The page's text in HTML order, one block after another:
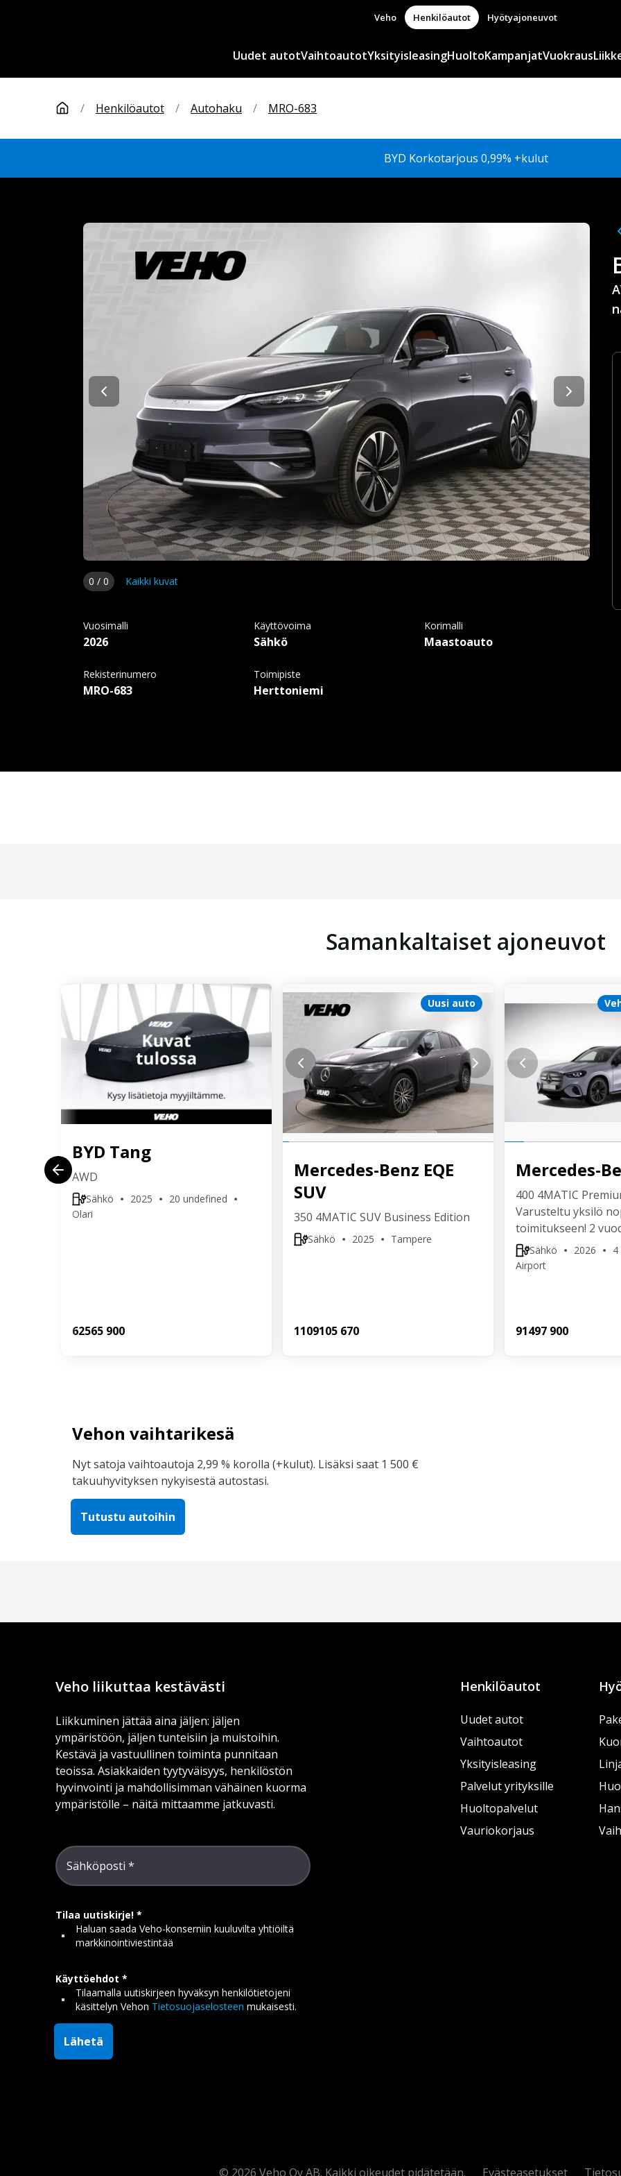
Veho Henkilöautot Hyötyajoneuvot
Uudet autotVaihtoautotYksityisleasingHuoltoKampanjatVuokraus
/ Henkilöautot / Autohaku / MRO-683
BYD Korkotarjous 0,99% +kulut
0 / 0 Kaikki kuvat
Vuosimalli
2026
Käyttövoima
Sähkö
Korimalli
Maastoauto
Rekisterinumero
MRO-683
Toimipiste
Herttoniemi
Samankaltaiset ajoneuvot
BYD Tang
AWD
Sähkö 2025
20 undefined
Olari
62565 900
Uusi auto
Mercedes-Benz EQE
SUV
350 4MATIC SUV Business Edition
Sähkö 2025 Tampere
1109105 670
Mercedes-
400 4MATIC
Varusteltu yksilö
toimitukseen! 2
Sähkö 2026
4
Airport
91497 900
Vehon vaihtarikesä
Nyt satoja vaihtoautoja 2,99 % korolla (+kulut). Lisäksi saat 1 500 €
takuuhyvityksen nykyisestä autostasi.
Tutustu autoihin
Veho liikuttaa kestävästi
Liikkuminen jättää aina jäljen: jäljen
ympäristöön, jäljen tunteisiin ja muistoihin.
Kestävä ja vastuullinen toiminta punnitaan
teoissa. Asiakkaiden tyytyväisyys, henkilöstön
hyvinvointi ja mahdollisimman vähäinen kuorma
ympäristölle – näitä mittaamme jatkuvasti.
Sähköposti
Tilaa uutiskirje!
Haluan saada Veho-konserniin kuuluvilta yhtiöiltä
markkinointiviestintää
Käyttöehdot
Tilaamalla uutiskirjeen hyväksyn henkilötietojeni
käsittelyn Vehon Tietosuojaselosteen mukaisesti.
Lähetä
Henkilöautot
Uudet autot
Vaihtoautot
Yksityisleasing
Palvelut yrityksille
Huoltopalvelut
Vauriokorjaus
© 2026 Veho Oy AB. Kaikki oikeudet pidätetään. Evästeasetukset